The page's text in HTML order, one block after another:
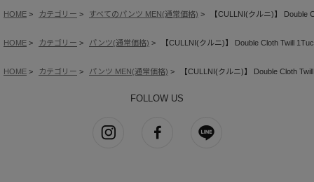
HOME カテゴリー すべてのパンツ MEN(通常価格) 【CULLNI(クルニ)】 Double
HOME カテゴリー パンツ(通常価格) 【CULLNI(クルニ)】 Double Cloth Twill
HOME カテゴリー パンツ MEN(通常価格) 【CULLNI(クルニ)】 Double Cloth
FOLLOW US